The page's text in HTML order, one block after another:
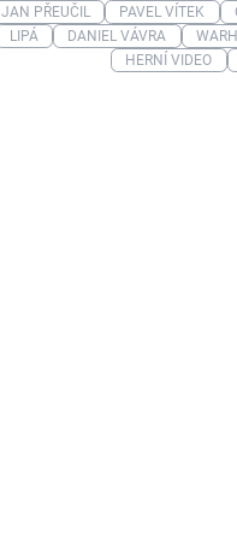
JAN PŘEUČIL PAVEL VÍTEK
LIPÁ DANIEL VÁVRA
HERNÍ VIDEO